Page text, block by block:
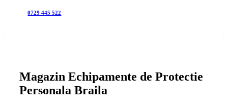
0729 445 522
Magazin Echipamente de Protectie
Personala Braila